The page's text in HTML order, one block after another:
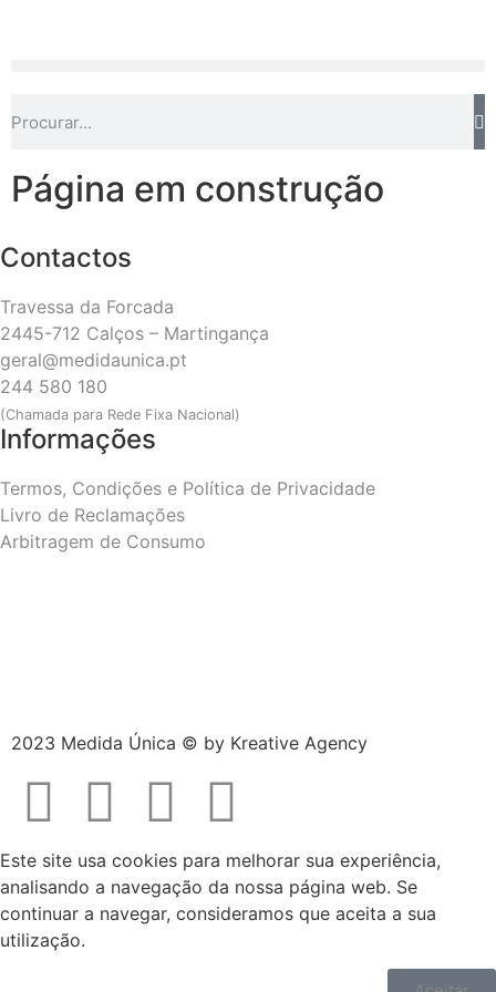
Página em construção
Contactos
Travessa da Forcada
2445-712 Calços – Martingança
geral@medidaunica.pt
244 580 180
(Chamada para Rede Fixa Nacional)
Informações
Termos, Condições e Política de Privacidade
Livro de Reclamações
Arbitragem de Consumo
2023 Medida Única © by Kreative Agency
Este site usa cookies para melhorar sua experiência,
analisando a navegação da nossa página web. Se
continuar a navegar, consideramos que aceita a sua
utilização.